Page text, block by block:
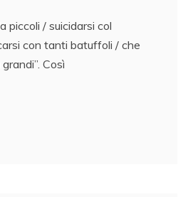
piccoli / suicidarsi col
con tanti batuffoli / che
Così